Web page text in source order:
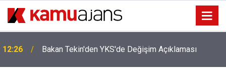
22:55 YKS Sorularına Güncelleme Geliyor